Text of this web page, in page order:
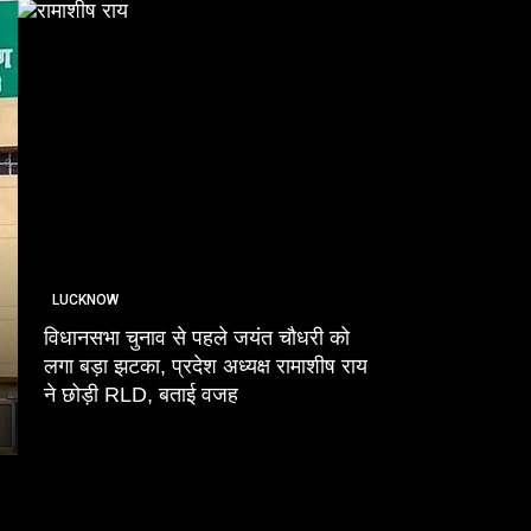
LUCKNOW
विधानसभा चुनाव से पहले जयंत चौधरी को
लगा बड़ा झटका, प्रदेश अध्यक्ष रामाशीष राय
ने छोड़ी RLD, बताई वजह